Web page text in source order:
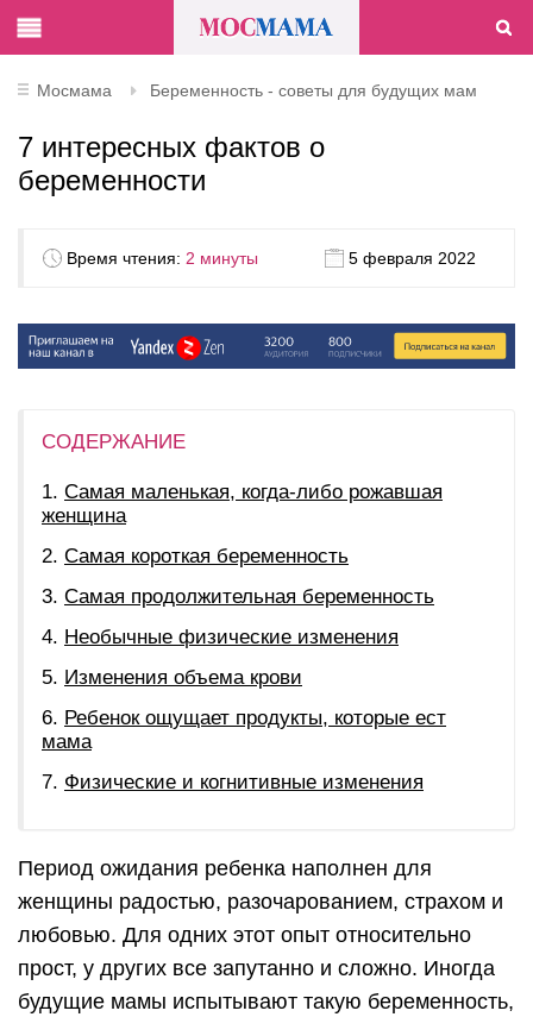
Мосмама Беременность - советы для будущих мам
7 интересных фактов о
беременности
Время чтения: 2 минуты 5 февраля 2022
СОДЕРЖАНИЕ
Самая маленькая, когда-либо рожавшая
женщина
Самая короткая беременность
Самая продолжительная беременность
Необычные физические изменения
Изменения объема крови
Ребенок ощущает продукты, которые ест
мама
Физические и когнитивные изменения
Период ожидания ребенка наполнен для
женщины радостью, разочарованием, страхом и
любовью. Для одних этот опыт относительно
прост, у других все запутанно и сложно. Иногда
будущие мамы испытывают такую беременность,